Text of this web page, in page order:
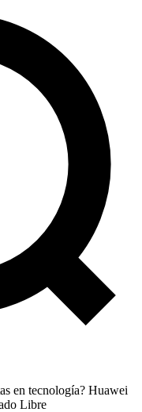
en tecnología? Huawei
Libre